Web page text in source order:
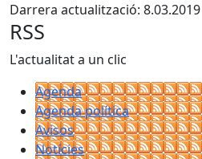
Darrera actualització:
RSS
L'actualitat a un clic
Agenda
Agenda política
Avisos
Notícies